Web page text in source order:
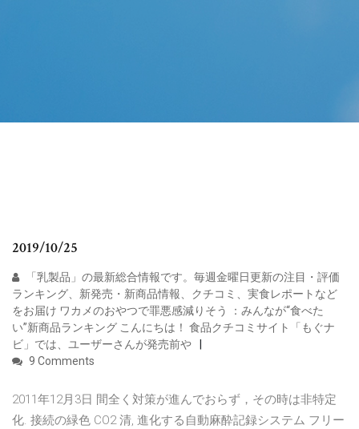
2019/10/25
「乳製品」の最新総合情報です。毎週金曜日更新の注目・評価
ランキング、新発売・新商品情報、クチコミ、実食レポートなど
をお届け ワカメのおやつで罪悪感減りそう ：みんなが“食べた
い”新商品ランキング こんにちは！ 食品クチコミサイト「もぐナ
ビ」では、ユーザーさんが発売前や
9 Comments
2011年12月3日 間全く対策が進んでおらず，その時は非特定
化. 接続の緑色 CO2 清, 進化する自動麻酔記録システム フリー